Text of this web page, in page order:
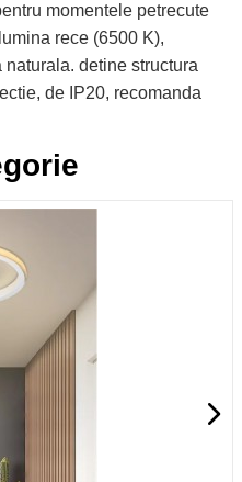
momentele petrecute
rece (6500 K),
detine structura
de IP20, recomanda